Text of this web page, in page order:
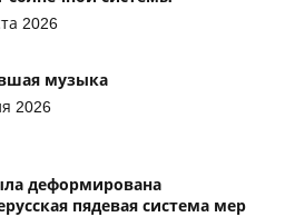
2026
музыка
2026
деформирована
пядевая система мер